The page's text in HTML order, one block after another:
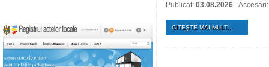
Publicat: 03.08.2026
CITEŞTE MAI MULT...